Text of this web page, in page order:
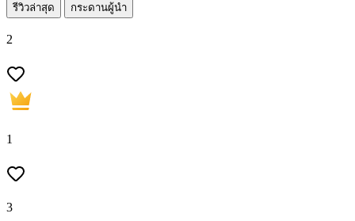
รีวิวล่าสุด กระดานผู้นำ
2
1
3